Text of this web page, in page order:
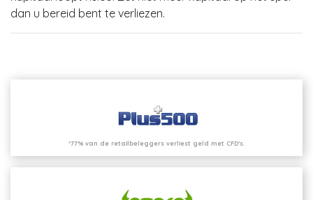
dan u bereid bent te verliezen.
*77% van de retailbeleggers verliest geld met CFD’s.